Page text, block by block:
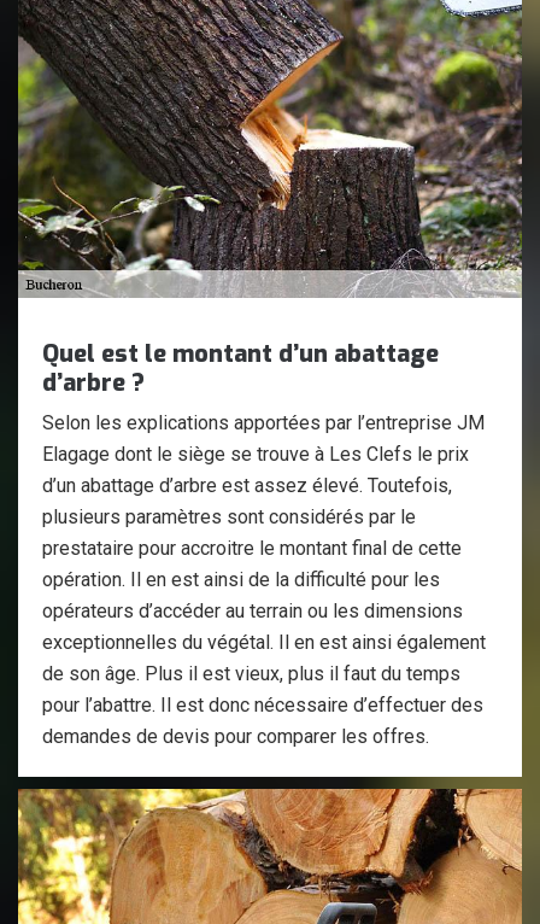
Quel est le montant d’un abattage
d’arbre ?
Selon les explications apportées par l’entreprise JM
Elagage dont le siège se trouve à Les Clefs le prix
d’un abattage d’arbre est assez élevé. Toutefois,
plusieurs paramètres sont considérés par le
prestataire pour accroitre le montant final de cette
opération. Il en est ainsi de la difficulté pour les
opérateurs d’accéder au terrain ou les dimensions
exceptionnelles du végétal. Il en est ainsi également
de son âge. Plus il est vieux, plus il faut du temps
pour l’abattre. Il est donc nécessaire d’effectuer des
demandes de devis pour comparer les offres.